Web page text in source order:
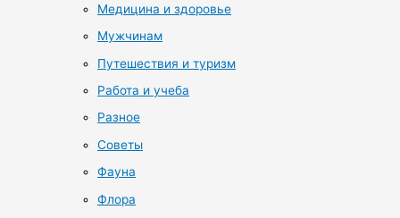
Медицина и здоровье
Мужчинам
Путешествия и туризм
Работа и учеба
Разное
Советы
Фауна
Флора